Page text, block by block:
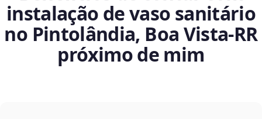
instalação de vaso sanitário
no Pintolândia, Boa Vista‑RR
próximo de mim